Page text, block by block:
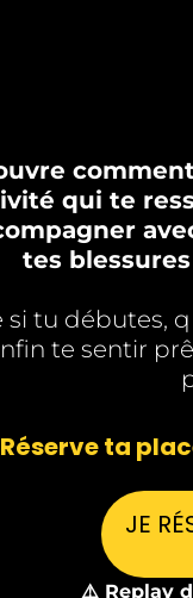
qui te
tes
si tu débutes,
te sentir
Réserve ta
JE
⚠️ Replay